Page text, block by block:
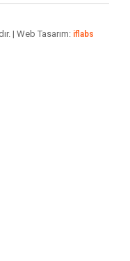
| Web Tasarım: iflabs